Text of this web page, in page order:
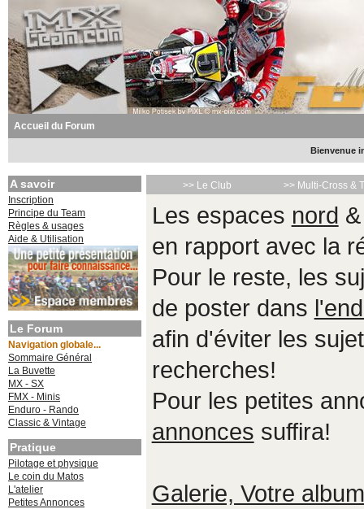
Accueil du Forum
Bienvenue
A savoir
Inscription
Principe du Team
Règles & usages
Aide & Utilisation
Le Forum
Navigation globale...
Sommaire Général
La Buvette
MX - SX
FMX - Minis
Enduro - Rando
Classic & Vintage
Pratique
Pilotage et physique
Le coin du Matos
L'atelier
Petites Annonces
>> Le Club >> Multi-Cross &
Les espaces nord
en rapport avec la
Pour le reste, les
de poster dans
afin d'éviter les
recherches!
Pour les petites
annonces suffira!
Galerie, Votre